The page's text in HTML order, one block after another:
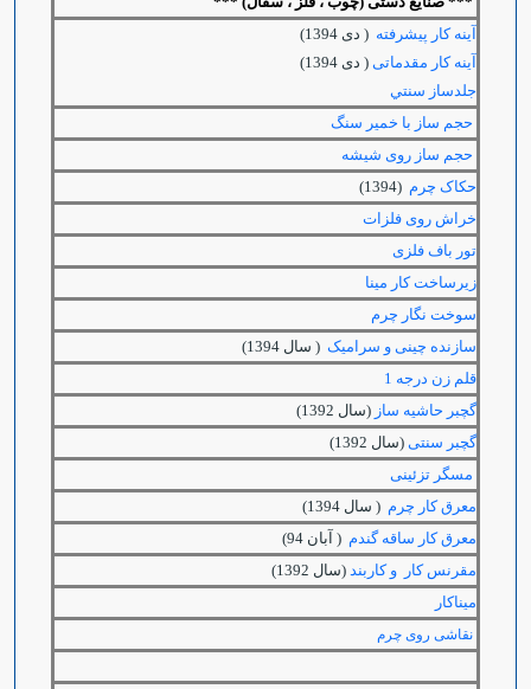
آینه کار پیشرفته ( دی 1394)
آینه کار مقدماتی ( دی 1394)
جلدساز سنتي
حجم ساز با خمیر سنگ
حجم ساز روی شیشه
حکاک چرم (1394)
خراش روی فلزات
تور باف فلزی
زیرساخت کار مینا
سوخت نگار چرم
سازنده چینی و سرامیک ( سال 1394)
قلم زن درجه 1
گچبر حاشیه ساز (سال 1392)
گچبر سنتی (سال 1392)
مسگر تزئینی
معرق کار چرم ( سال 1394)
معرق کار ساقه گندم ( آبان 94)
مقرنس کار و کاربند (سال 1392)
میناکار
نقاشی روی چرم